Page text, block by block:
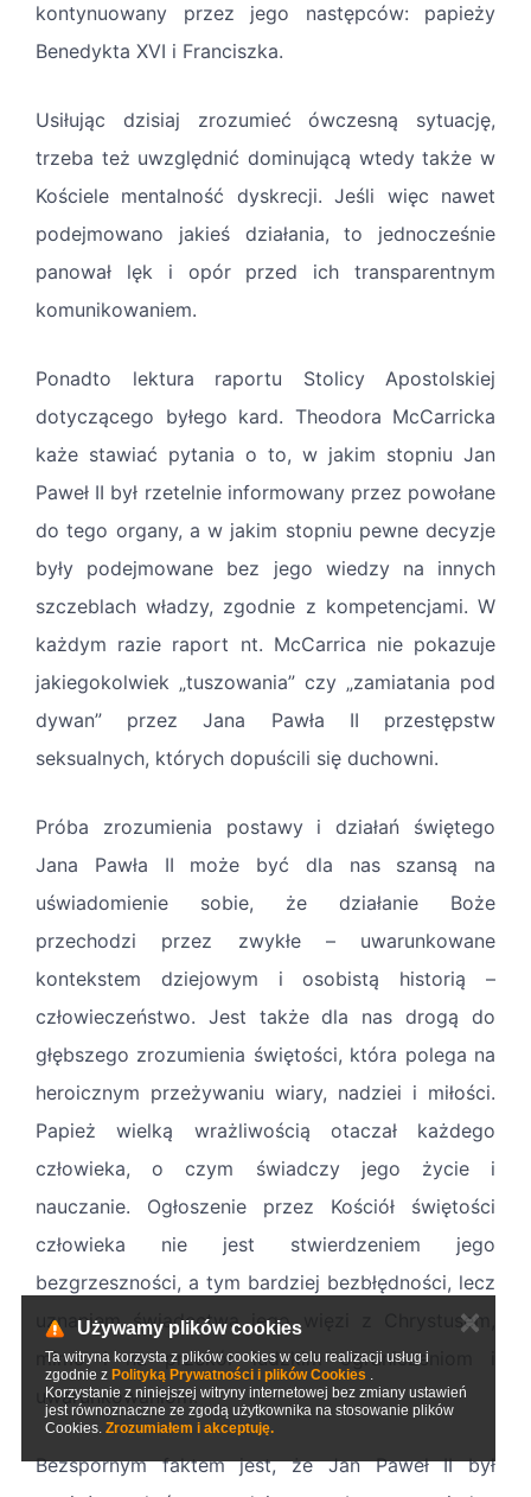
kontynuowany przez jego następców: papieży
Benedykta XVI i Franciszka.
Usiłując dzisiaj zrozumieć ówczesną sytuację,
trzeba też uwzględnić dominującą wtedy także w
Kościele mentalność dyskrecji. Jeśli więc nawet
podejmowano jakieś działania, to jednocześnie
panował lęk i opór przed ich transparentnym
komunikowaniem.
Ponadto lektura raportu Stolicy Apostolskiej
dotyczącego byłego kard. Theodora McCarricka
każe stawiać pytania o to, w jakim stopniu Jan
Paweł II był rzetelnie informowany przez powołane
do tego organy, a w jakim stopniu pewne decyzje
były podejmowane bez jego wiedzy na innych
szczeblach władzy, zgodnie z kompetencjami. W
każdym razie raport nt. McCarrica nie pokazuje
jakiegokolwiek „tuszowania” czy „zamiatania pod
dywan” przez Jana Pawła II przestępstw
seksualnych, których dopuścili się duchowni.
Próba zrozumienia postawy i działań świętego
Jana Pawła II może być dla nas szansą na
uświadomienie sobie, że działanie Boże
przechodzi przez zwykłe – uwarunkowane
kontekstem dziejowym i osobistą historią –
człowieczeństwo. Jest także dla nas drogą do
głębszego zrozumienia świętości, która polega na
heroicznym przeżywaniu wiary, nadziei i miłości.
Papież wielką wrażliwością otaczał każdego
człowieka, o czym świadczy jego życie i
nauczanie. Ogłoszenie przez Kościół świętości
człowieka nie jest stwierdzeniem jego
bezgrzeszności, a tym bardziej bezbłędności, lecz
uznaniem świadectwa jego więzi z Chrystusem,
mimo i na przekór ludzkim ograniczeniom i
uwarunkowaniom.
Bezspornym faktem jest, że Jan Paweł II był
Używamy plików cookies
Ta witryna korzysta z plików cookies w celu realizacji usług i
zgodnie z Polityką Prywatności i plików Cookies .
Korzystanie z niniejszej witryny internetowej bez zmiany ustawień
jest równoznaczne ze zgodą użytkownika na stosowanie plików
Cookies. Zrozumiałem i akceptuję.
✕